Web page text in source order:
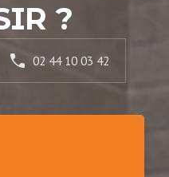
?
02 44 10 03 42